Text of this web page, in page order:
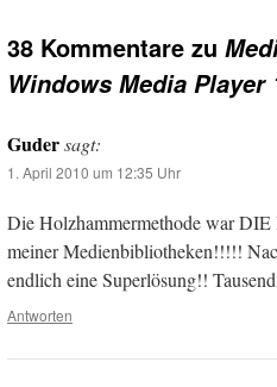
38 Kommentare zu
Windows Media Player
Gudersagt:
1. April 2010 um 12:35 Uhr
Die Holzhammermethode war DIE
meiner Medienbibliotheken!!!!!
endlich eine Superlösung!!
Antworten